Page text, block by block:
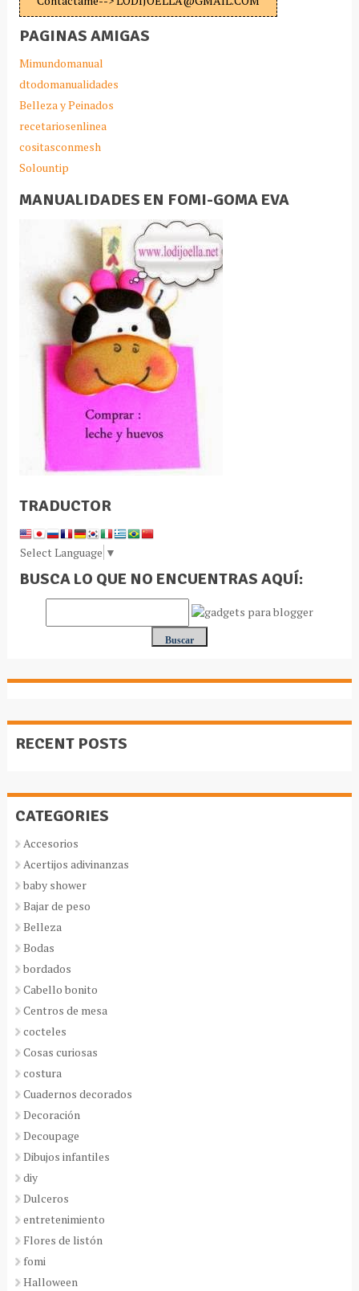
PAGINAS AMIGAS
Mimundomanual
dtodomanualidades
Belleza y Peinados
recetariosenlinea
cositasconmesh
Solountip
MANUALIDADES EN FOMI-GOMA EVA
TRADUCTOR
Select Language ▼
BUSCA LO QUE NO ENCUENTRAS AQUÍ:
RECENT POSTS
CATEGORIES
Accesorios
Acertijos adivinanzas
baby shower
Bajar de peso
Belleza
Bodas
bordados
Cabello bonito
Centros de mesa
cocteles
Cosas curiosas
costura
Cuadernos decorados
Decoración
Decoupage
Dibujos infantiles
diy
Dulceros
entretenimiento
Flores de listón
fomi
Halloween